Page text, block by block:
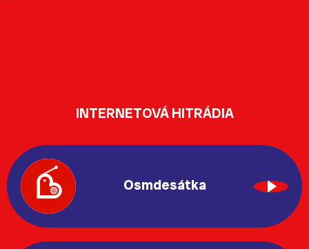
INTERNETOVÁ HITRÁDIA
Osmdesátka